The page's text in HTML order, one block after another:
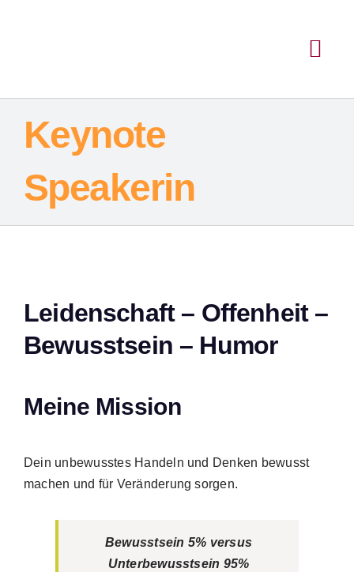
Keynote
Speakerin
Leidenschaft – Offenheit –
Bewusstsein – Humor
Meine Mission
Dein unbewusstes Handeln und Denken bewusst
machen und für Veränderung sorgen.
Bewusstsein 5% versus
Unterbewusstsein 95%